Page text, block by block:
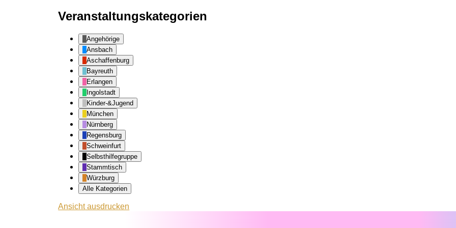
Veranstaltungskategorien
Angehörige
Ansbach
Aschaffenburg
Bayreuth
Erlangen
Ingolstadt
Kinder-&Jugend
München
Nürnberg
Regensburg
Schweinfurt
Selbsthilfegruppe
Stammtisch
Würzburg
Alle Kategorien
Ansichtausdrucken